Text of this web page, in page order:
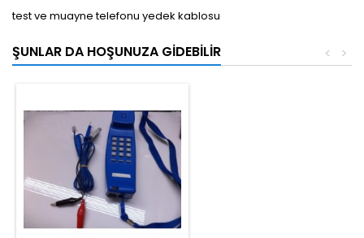
test ve muayne telefonu yedek kablosu
ŞUNLAR DA HOŞUNUZA GIDEBILIR >
<